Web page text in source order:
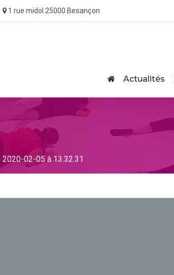
1 rue midol 25000 Besançon
Home
Actualités
02-05 à 13.32.31